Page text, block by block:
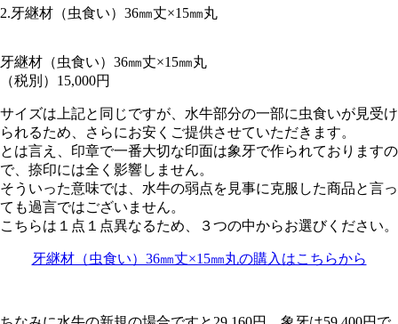
2.牙継材（虫食い）36㎜丈×15㎜丸
牙継材（虫食い）36㎜丈×15㎜丸
（税別）15,000円
サイズは上記と同じですが、水牛部分の一部に虫食いが見受け
られるため、さらにお安くご提供させていただきます。
とは言え、印章で一番大切な印面は象牙で作られておりますの
で、捺印には全く影響しません。
そういった意味では、水牛の弱点を見事に克服した商品と言っ
ても過言ではございません。
こちらは１点１点異なるため、３つの中からお選びください。
牙継材（虫食い）36㎜丈×15㎜丸の購入はこちらから